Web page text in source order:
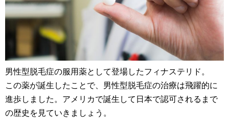
男性型脱毛症の服用薬として登場したフィナステリド。
この薬が誕生したことで、男性型脱毛症の治療は飛躍的に
進歩しました。アメリカで誕生して日本で認可されるまで
の歴史を見ていきましょう。